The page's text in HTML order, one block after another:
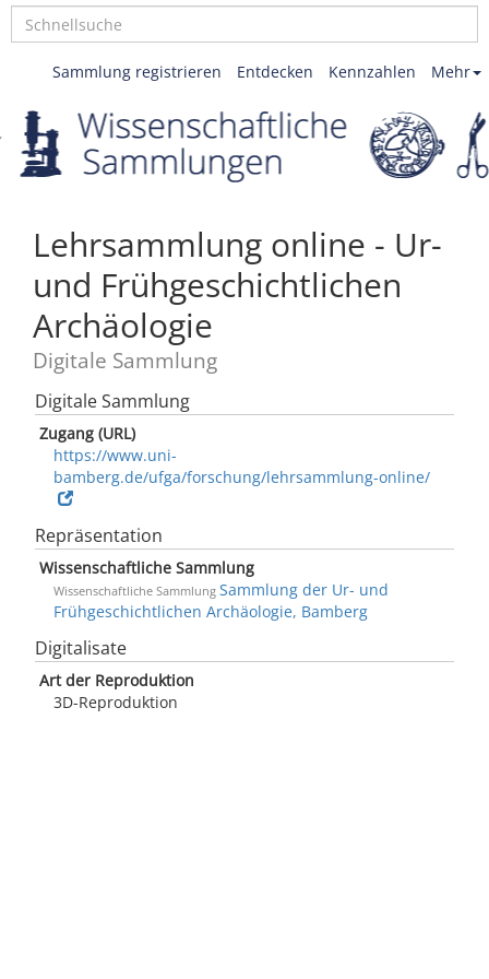
Mehr
Kennzahlen
Entdecken
Sammlung registrieren
Lehrsammlung online - Ur-
und Frühgeschichtlichen
Archäologie
Digitale Sammlung
Digitale Sammlung
Zugang (URL)
https://www.uni-
bamberg.de/ufga/forschung/lehrsammlung-online/
Repräsentation
Wissenschaftliche Sammlung
Wissenschaftliche Sammlung Sammlung der Ur- und
Frühgeschichtlichen Archäologie, Bamberg
Digitalisate
Art der Reproduktion
3D-Reproduktion